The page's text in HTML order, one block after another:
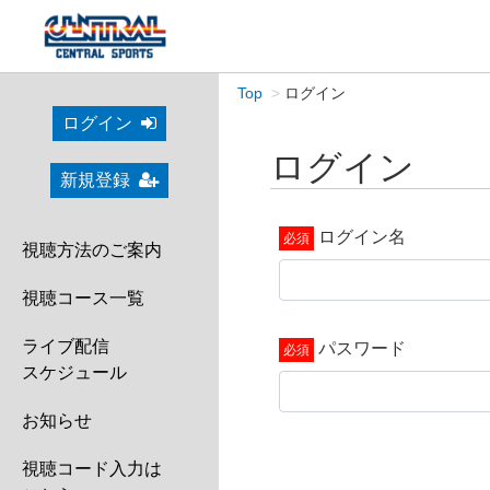
ログイン
新規登録
視聴方法のご案内
視聴コース一覧
ライブ配信
スケジュール
お知らせ
視聴コード入力は
Top ログイン
ログイン
ログイン名
パスワード